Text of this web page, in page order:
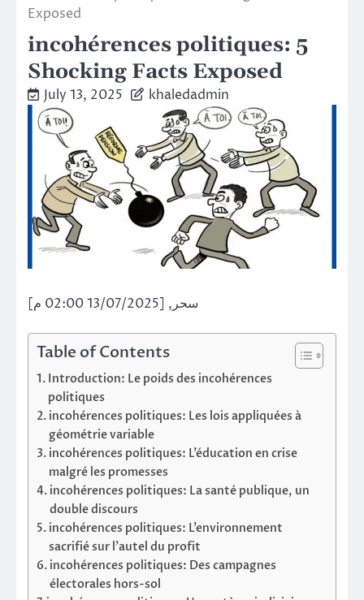
Exposed
incohérences politiques: 5
Shocking Facts Exposed
July 13, 2025 khaledadmin
سحر, [13/07/2025 02:00 م]
Table of Contents
Introduction: Le poids des incohérences
politiques
incohérences politiques: Les lois appliquées à
géométrie variable
incohérences politiques: L’éducation en crise
malgré les promesses
incohérences politiques: La santé publique, un
double discours
incohérences politiques: L’environnement
sacrifié sur l’autel du profit
incohérences politiques: Des campagnes
électorales hors-sol